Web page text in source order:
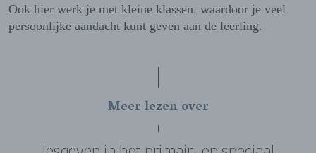
Ook hier werk je met kleine klassen, waardoor je veel
persoonlijke aandacht kunt geven aan de leerling.
Meer lezen over